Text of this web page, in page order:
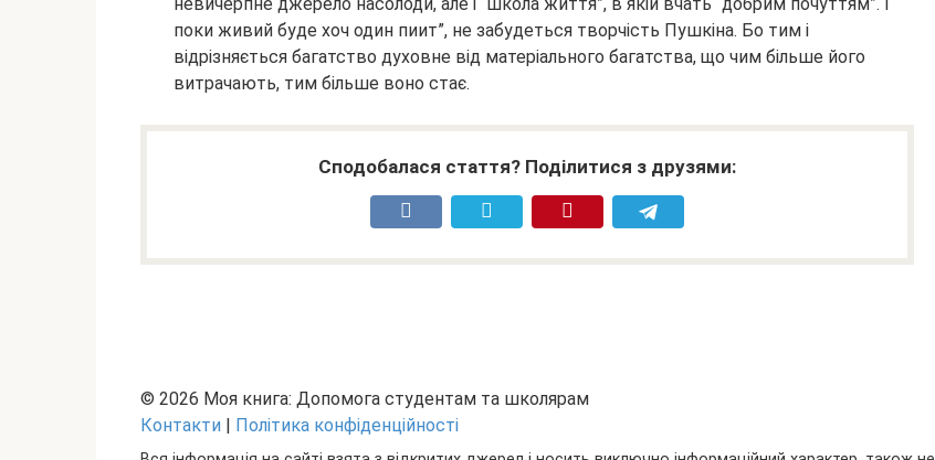
поки живий буде хоч один пиит”, не забудеться творчість Пушкіна. Бо тим і
відрізняється багатство духовне від матеріального багатства, що чим більше його
витрачають, тим більше воно стає.
Сподобалася стаття? Поділитися з друзями:
© 2026 Моя книга: Допомога студентам та школярам
Контакти | Політика конфіденційності